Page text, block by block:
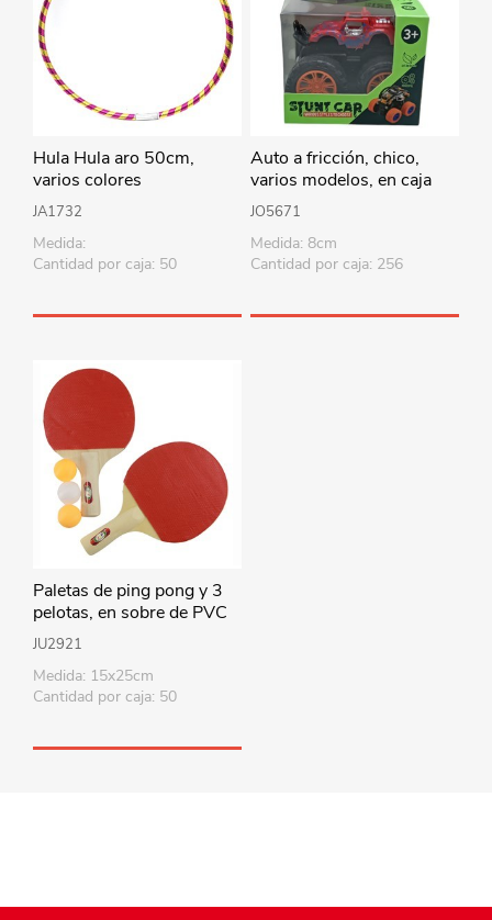
Hula Hula aro 50cm,
varios colores
JA1732
Medida:
Cantidad por caja: 50
Auto a fricción, chico,
varios modelos, en caja
JO5671
Medida: 8cm
Cantidad por caja: 256
Paletas de ping pong y 3
pelotas, en sobre de PVC
JU2921
Medida: 15x25cm
Cantidad por caja: 50